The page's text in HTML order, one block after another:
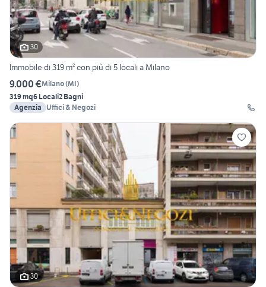
30
Immobile di 319 m² con più di 5 locali a Milano
9.000 €Milano(MI)
319 mq6 Locali2 Bagni
Agenzia
Uffici & Negozi
30